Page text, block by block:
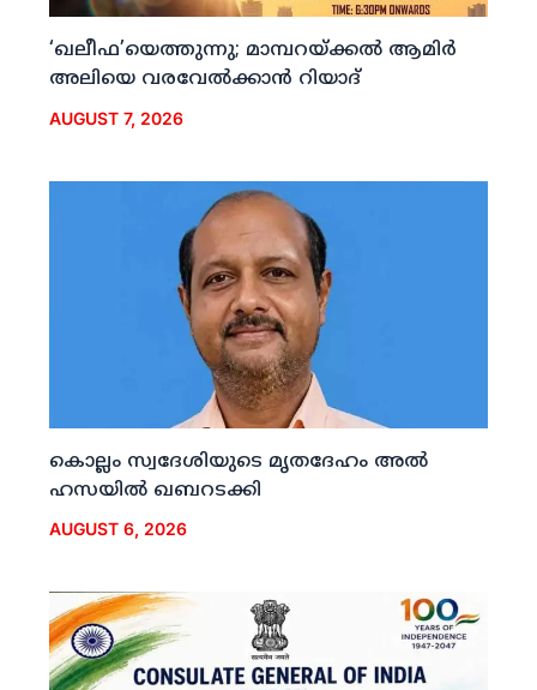
‘ഖലീഫ’യെത്തുന്നു; മാമ്പറയ്ക്കല്‍ ആമിര്‍
അലിയെ വരവേല്‍ക്കാന്‍ റിയാദ്
AUGUST 7, 2026
കൊല്ലം സ്വദേശിയുടെ മൃതദേഹം അല്‍
ഹസയില്‍ ഖബറടക്കി
AUGUST 6, 2026